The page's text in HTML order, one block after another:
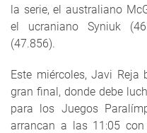
la serie, el australiano
el ucraniano Syniuk
(47.856).
Este miércoles, Javi
gran final, donde debe
para los Juegos
arrancan a las 11:05